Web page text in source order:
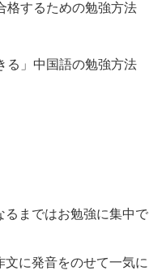
格するための勉強方法
る」中国語の勉強方法
るまではお勉強に集中で
に発音をのせて一気に